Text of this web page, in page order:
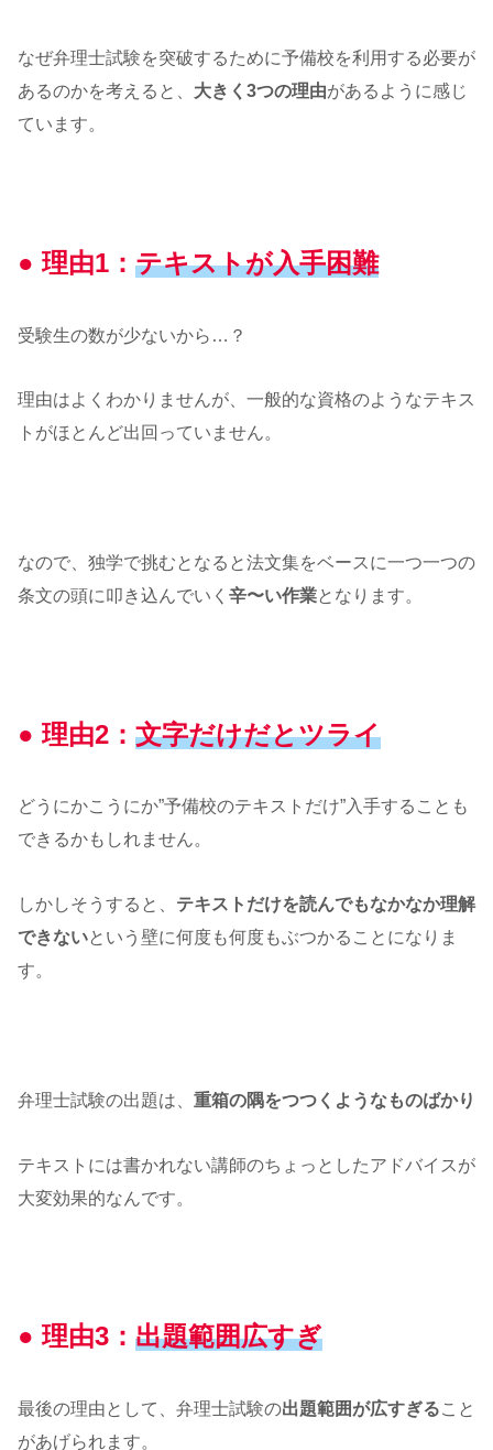
なぜ弁理士試験を突破するために予備校を利用する必要が
あるのかを考えると、 大きく3つの理由があるように感じ
ています。
● 理由1： テキストが入手困難
受験生の数が少ないから…？
理由はよくわかりませんが、一般的な資格のようなテキス
トがほとんど出回っていません。
なので、独学で挑むとなると法文集をベースに一つ一つの
条文の頭に叩き込んでいく 辛〜い作業となります。
● 理由2： 文字だけだとツライ
どうにかこうにか”予備校のテキストだけ”入手することも
できるかもしれません。
しかしそうすると、 テキストだけを読んでもなかなか理解
できないという壁に何度も何度もぶつかることになりま
す。
弁理士試験の出題は、 重箱の隅をつつくようなものばかり
テキストには書かれない講師のちょっとしたアドバイスが
大変効果的なんです。
● 理由3： 出題範囲広すぎ
最後の理由として、弁理士試験の出題範囲が広すぎること
があげられます。